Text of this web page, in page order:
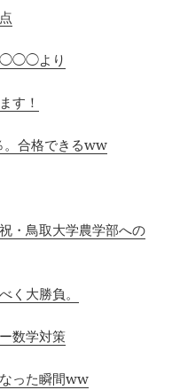
より
す！
。合格できるww
・鳥取大学農学部への
く大勝負。
数学対策
った瞬間ww